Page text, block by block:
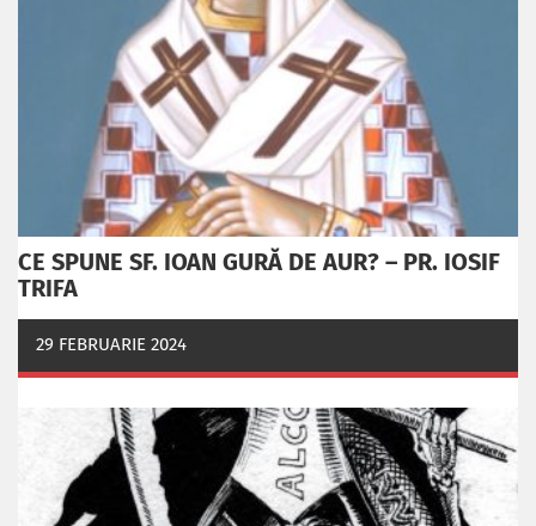
CE SPUNE SF. IOAN GURĂ DE AUR? – PR. IOSIF
TRIFA
29 FEBRUARIE 2024